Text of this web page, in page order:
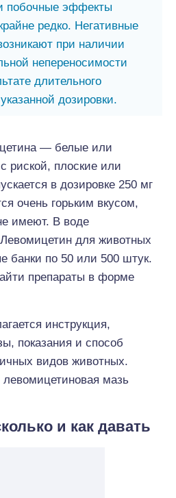
побочные эффекты
редко. Негативные
при наличии
непереносимости
длительного
дозировки.
— белые или
риской, плоские или
в дозировке 250 мг
очень горьким вкусом,
имеют. В воде
для животных
банки по 50 или 500 штук.
препараты в форме
инструкция,
показания и способ
видов животных.
мазь
и как давать